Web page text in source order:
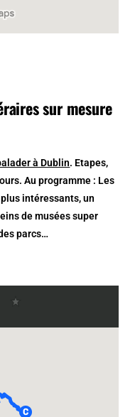
sur mesure
à Dublin. Etapes,
Au programme : Les
intéressants, un
de musées super
parcs…